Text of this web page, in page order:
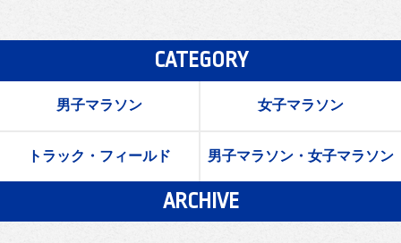
CATEGORY
男子マラソン 女子マラソン
トラック・フィールド 男子マラソン・女子マラソン
ARCHIVE